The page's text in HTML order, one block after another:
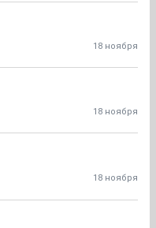
18 ноября
18 ноября
18 ноября